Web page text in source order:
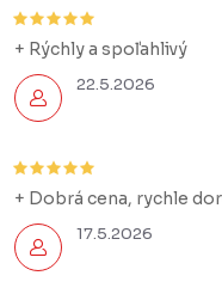
22.5.2026
+ Rýchly a spoľahlivý
17.5.2026
+ Dobrá cena, rychle